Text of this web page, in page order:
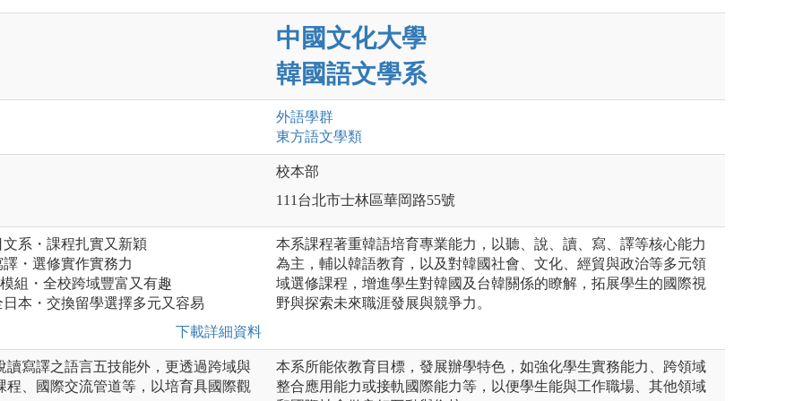
中國文化大學
韓國語文學系
外語學群
東方語文學類
校本部
111台北市士林區華岡路55號
系・課程扎實又新穎
・選修實作實務力
組・全校跨域豐富又有趣
本・交換留學選擇多元又容易
下載詳細資料
本系課程著重韓語培育專業能力，以聽、說、讀、寫、譯等核心能力
為主，輔以韓語教育，以及對韓國社會、文化、經貿與政治等多元領
域選修課程，增進學生對韓國及台韓關係的瞭解，拓展學生的國際視
野與探索未來職涯發展與競爭力。
讀寫譯之語言五技能外，更透過跨域與
、國際交流管道等，以培育具國際觀
本系所能依教育目標，發展辦學特色，如強化學生實務能力、跨領域
整合應用能力或接軌國際能力等，以便學生能與工作職場、其他領域